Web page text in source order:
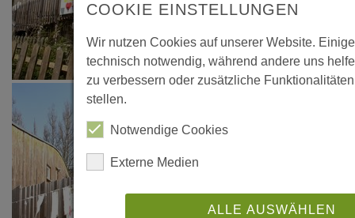
COOKIE EINSTELLUNGEN
Wir nutzen Cookies auf unserer Website.
technisch notwendig, während andere uns
zu verbessern oder zusätzliche
stellen.
Notwendige Cookies
Externe Medien
ALLE AUSWÄHLEN